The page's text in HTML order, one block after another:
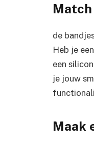
de
Heb je
een
je jouw
Maak